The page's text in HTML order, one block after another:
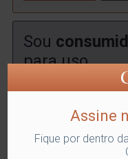
Sou
para uso
Assine
Fique por dentro